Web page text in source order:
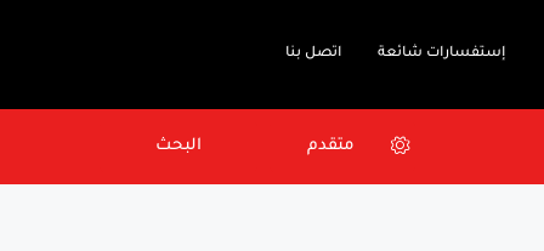
إستفسارات شائعة اتصل بنا
متقدم البحث